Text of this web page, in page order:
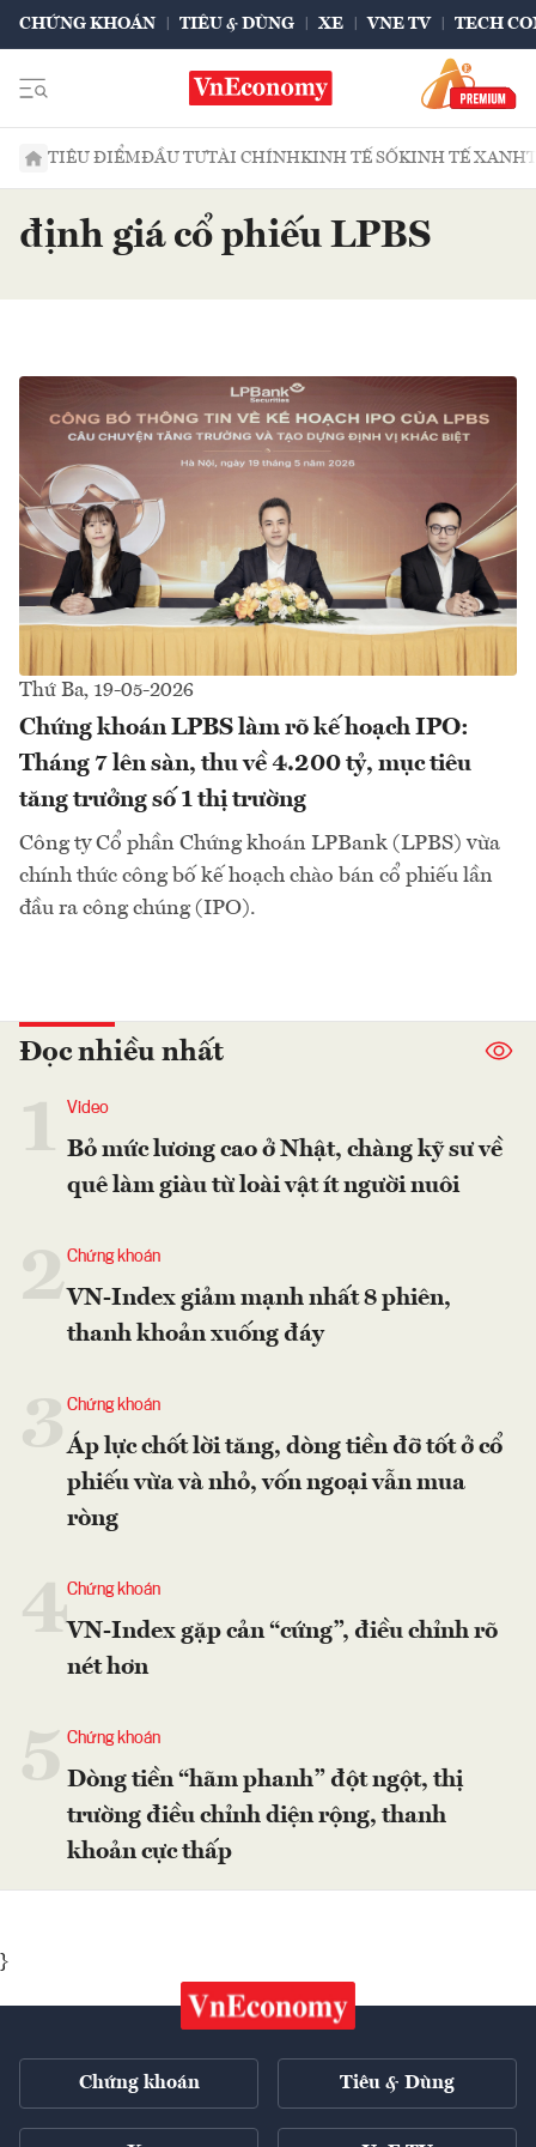
CHỨNG KHOÁN TIÊU & DÙNG XE VNE TV TECH
TIÊU ĐIỂMĐẦU TƯTÀI CHÍNHKINH TẾ SỐKINH TẾ XANH
định giá cổ phiếu LPBS
Thứ Ba, 19-05-2026
Chứng khoán LPBS làm rõ kế hoạch IPO:
Tháng 7 lên sàn, thu về 4.200 tỷ, mục tiêu
tăng trưởng số 1 thị trường
Công ty Cổ phần Chứng khoán LPBank (LPBS) vừa
chính thức công bố kế hoạch chào bán cổ phiếu lần
đầu ra công chúng (IPO).
Đọc nhiều nhất
Video
Bỏ mức lương cao ở Nhật, chàng kỹ sư về
quê làm giàu từ loài vật ít người nuôi
2Chứng khoán
VN-Index giảm mạnh nhất 8 phiên,
thanh khoản xuống đáy
Chứng khoán
Áp lực chốt lời tăng, dòng tiền đỡ tốt ở cổ
phiếu vừa và nhỏ, vốn ngoại vẫn mua
ròng
4Chứng khoán
VN-Index gặp cản “cứng”, điều chỉnh rõ
nét hơn
Chứng khoán
Dòng tiền “hãm phanh” đột ngột, thị
trường điều chỉnh diện rộng, thanh
khoản cực thấp
}
Chứng khoán Tiêu & Dùng